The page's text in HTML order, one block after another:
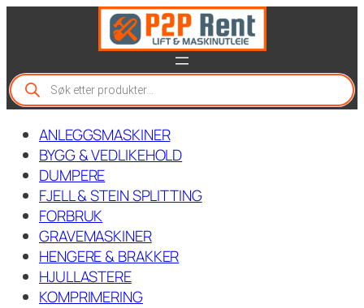
P
r
o
ANLEGGSMASKINER
BYGG & VEDLIKEHOLD
DUMPERE
FJELL & STEIN SPLITTING
FORBRUK
GRAVEMASKINER
HENGERE & BRAKKER
HJULLASTERE
KOMPRIMERING